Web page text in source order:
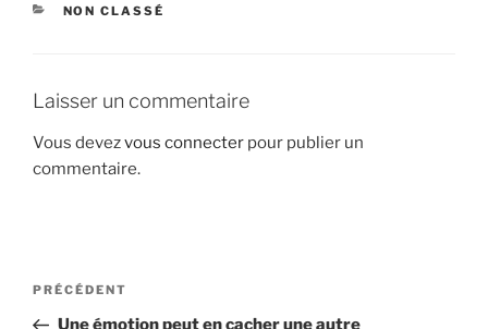
CATÉGORIES
NON CLASSÉ
Laisser un commentaire
Vous devezvous connecter pour publier un
commentaire.
Navigation
Article
précédent
PRÉCÉDENT
Une émotion peut en cacher une autre